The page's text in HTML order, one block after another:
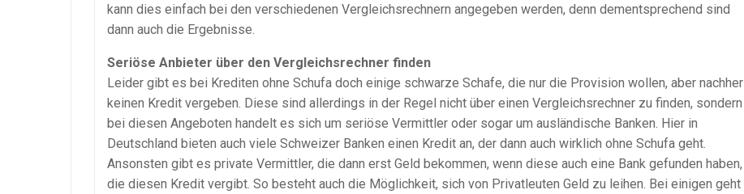
kann dies einfach bei den verschiedenen Vergleichsrechnern angegeben werden, denn dementsprechend sind
dann auch die Ergebnisse.
Seriöse Anbieter über den Vergleichsrechner finden
Leider gibt es bei Krediten ohne Schufa doch einige schwarze Schafe, die nur die Provision wollen, aber nachher
keinen Kredit vergeben. Diese sind allerdings in der Regel nicht über einen Vergleichsrechner zu finden, sondern
bei diesen Angeboten handelt es sich um seriöse Vermittler oder sogar um ausländische Banken. Hier in
Deutschland bieten auch viele Schweizer Banken einen Kredit an, der dann auch wirklich ohne Schufa geht.
Ansonsten gibt es private Vermittler, die dann erst Geld bekommen, wenn diese auch eine Bank gefunden haben,
die diesen Kredit vergibt. So besteht auch die Möglichkeit, sich von Privatleuten Geld zu leihen. Bei einigen geht